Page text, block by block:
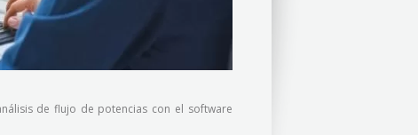
de flujo de potencias con el software